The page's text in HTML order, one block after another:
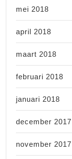
mei 2018
april 2018
maart 2018
februari 2018
januari 2018
december 2017
november 2017